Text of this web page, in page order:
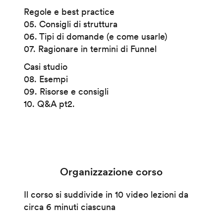
Regole e best practice
05. Consigli di struttura
06. Tipi di domande (e come usarle)
07. Ragionare in termini di Funnel
Casi studio
08. Esempi
09. Risorse e consigli
10. Q&A pt2.
Organizzazione corso
Il corso si suddivide in 10 video lezioni da
circa 6 minuti ciascuna